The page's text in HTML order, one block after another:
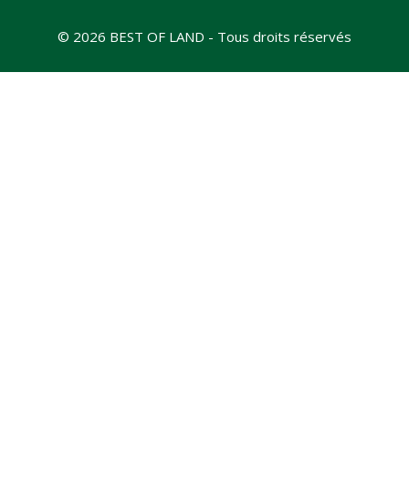
© 2026 BEST OF LAND - Tous droits réservés